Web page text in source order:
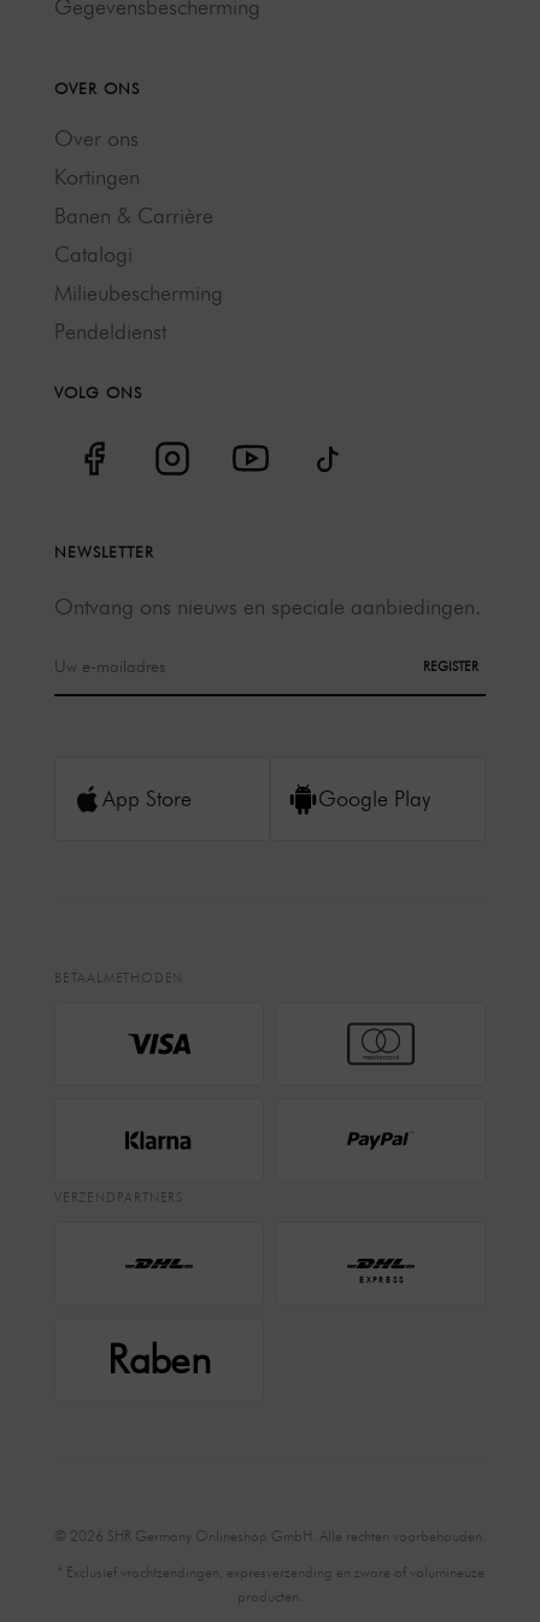
Gegevensbescherming
OVER ONS
Over ons
Kortingen
Banen & Carrière
Catalogi
Milieubescherming
Pendeldienst
VOLG ONS
NEWSLETTER
Ontvang ons nieuws en speciale aanbiedingen.
REGISTER
App Store Google Play
BETAALMETHODEN
VERZENDPARTNERS
EXPRESS
Raben
© 2026 SHR Germany Onlineshop GmbH. Alle rechten voorbehouden.
* Exclusief vrachtzendingen, expresverzending en zware of volumineuze
producten.